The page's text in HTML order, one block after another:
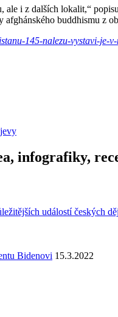
i z dalších lokalit,“
buddhismu z
145-nalezu-vystavi-je-
infografiky,
událostí českých
Bidenovi 15.3.2022